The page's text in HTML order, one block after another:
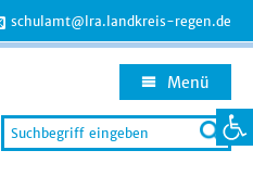
schulamt@lra.landkreis-regen.de
Search
for:
Menü